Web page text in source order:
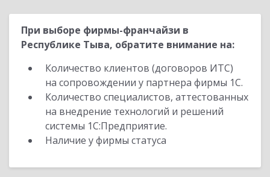
При выборе фирмы-франчайзи в
Республике Тыва, обратите внимание на:
Количество клиентов (договоров ИТС)
на сопровождении у партнера фирмы 1С.
Количество специалистов, аттестованных
на внедрение технологий и решений
системы 1С:Предприятие.
Наличие у фирмы статуса